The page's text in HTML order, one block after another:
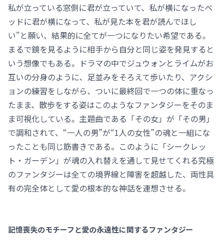
私が立っている窓側に君が立っていて、私が横になったベ
ッドに君が横になって、私が見た本を君が読んでほし
い”と願い、結果的に全てが一つになりたい希望である。
まるで鏡を見るように相手から自分と同じ姿を発見すると
いう想像でもある。ドラマの中でジュウォンとライムがお
互いの分身のように、足並みをそろえて歩いたり、アクシ
ョンの練習をしながら、ついに最終回で一つの体に重なっ
たまま、散歩をする姿はこのようなファンタジーをそのま
ま可視化している。主題曲である「その女」が「その男」
で調和されて、“一人の男”が“1人の女性”の魂と一組にな
ったことも同じ筋書きである。このように「シークレッ
ト・ガーデン」が魂の入れ替えを通して見せてくれる究極
のファンタジーは全ての境界線と障害を超越した、両性具
有の完全体として愛の根本的な神話を連想させる。
記憶喪失のモチーフと愛の永遠性に関するファンタジー